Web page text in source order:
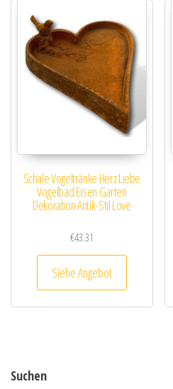
Schale Vogeltränke Herz Liebe
Vogelbad Eisen Garten
Dekoration Antik-Stil Love
€43.31
Siehe Angebot
Suchen